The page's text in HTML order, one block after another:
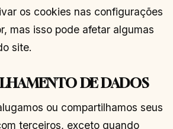
os cookies nas configurações
mas isso pode afetar algumas
site.
DE DADOS
ou compartilhamos seus
terceiros, exceto quando